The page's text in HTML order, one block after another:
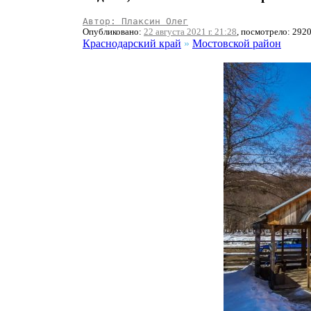
Автор: Плаксин Олег
Опубликовано: 22 августа 2021 г. 21:28, посмотрело: 2920
Краснодарский край » Мостовской район